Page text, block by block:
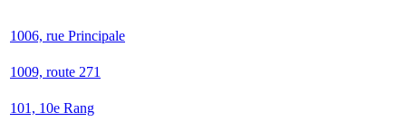
1006, rue Principale
1009, route 271
101, 10e Rang